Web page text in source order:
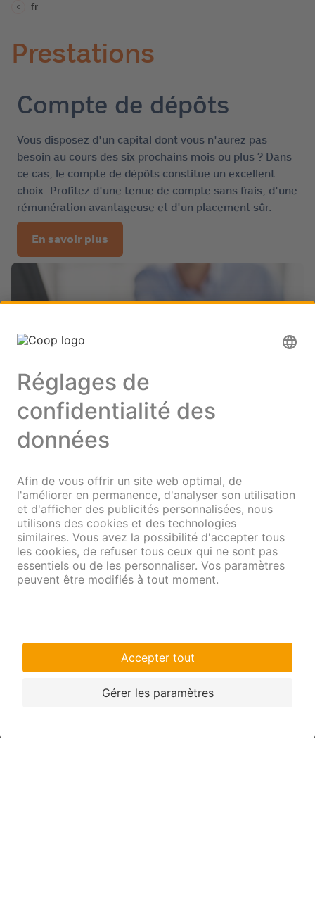
fr
Prestations
Compte de dépôts
Vous disposez d'un capital dont vous n'aurez pas
besoin au cours des six prochains mois ou plus ? Dans
ce cas, le compte de dépôts constitue un excellent
choix. Profitez d'une tenue de compte sans frais, d'une
rémunération avantageuse et d'un placement sûr.
En savoir plus
Obligations de caisse
Vous cherchez un placement financier à moyen ou long
terme en privilégiant la sécurité et la stabilité ? Dans
ce cas, les obligations de caisse sans frais de la Coop
En savoir plus